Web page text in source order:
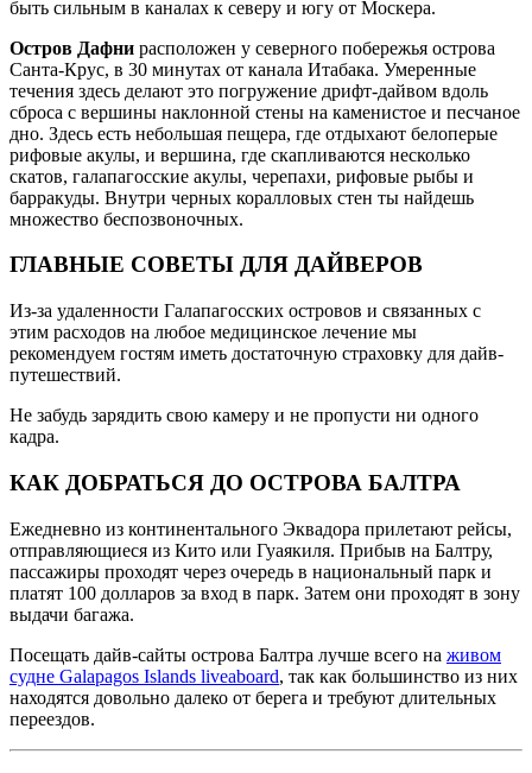
быть сильным в каналах к северу и югу от Москера.
Остров Дафни расположен у северного побережья острова
Санта-Крус, в 30 минутах от канала Итабака. Умеренные
течения здесь делают это погружение дрифт-дайвом вдоль
сброса с вершины наклонной стены на каменистое и песчаное
дно. Здесь есть небольшая пещера, где отдыхают белоперые
рифовые акулы, и вершина, где скапливаются несколько
скатов, галапагосские акулы, черепахи, рифовые рыбы и
барракуды. Внутри черных коралловых стен ты найдешь
множество беспозвоночных.
ГЛАВНЫЕ СОВЕТЫ ДЛЯ ДАЙВЕРОВ
Из-за удаленности Галапагосских островов и связанных с
этим расходов на любое медицинское лечение мы
рекомендуем гостям иметь достаточную страховку для дайв-
путешествий.
Не забудь зарядить свою камеру и не пропусти ни одного
кадра.
КАК ДОБРАТЬСЯ ДО ОСТРОВА БАЛТРА
Ежедневно из континентального Эквадора прилетают рейсы,
отправляющиеся из Кито или Гуаякиля. Прибыв на Балтру,
пассажиры проходят через очередь в национальный парк и
платят 100 долларов за вход в парк. Затем они проходят в зону
выдачи багажа.
Посещать дайв-сайты острова Балтра лучше всего на живом
судне Galapagos Islands liveaboard, так как большинство из них
находятся довольно далеко от берега и требуют длительных
переездов.